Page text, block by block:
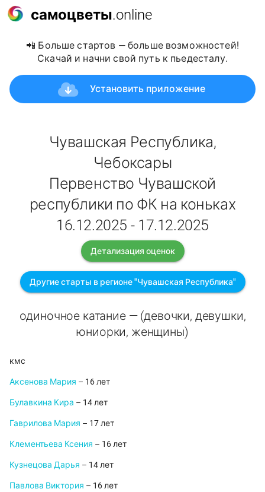
самоцветы.online
📲 Больше стартов — больше возможностей!
Скачай и начни свой путь к пьедесталу.
Установить приложение
Чувашская Республика,
Чебоксары
Первенство Чувашской
республики по ФК на коньках
16.12.2025 - 17.12.2025
Детализация оценок
Другие старты в регионе "Чувашская Республика"
одиночное катание — (девочки, девушки,
юниорки, женщины)
кмс
Аксенова Мария – 16 лет
Булавкина Кира – 14 лет
Гаврилова Мария – 17 лет
Клементьева Ксения – 16 лет
Кузнецова Дарья – 14 лет
Павлова Виктория – 16 лет